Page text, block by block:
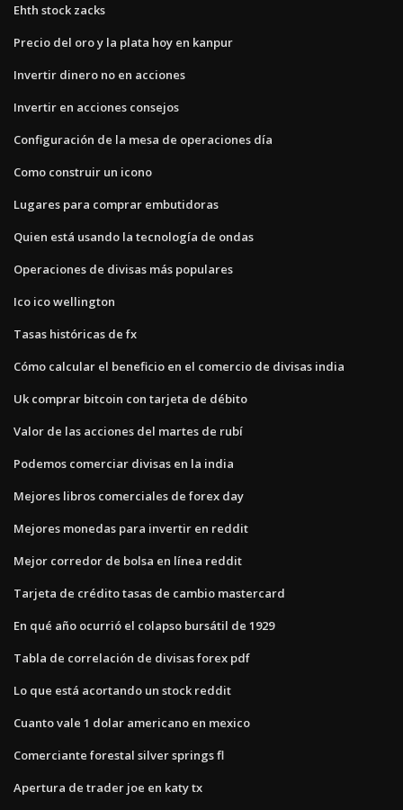
Ehth stock zacks
Precio del oro y la plata hoy en kanpur
Invertir dinero no en acciones
Invertir en acciones consejos
Configuración de la mesa de operaciones día
Como construir un icono
Lugares para comprar embutidoras
Quien está usando la tecnología de ondas
Operaciones de divisas más populares
Ico ico wellington
Tasas históricas de fx
Cómo calcular el beneficio en el comercio de divisas india
Uk comprar bitcoin con tarjeta de débito
Valor de las acciones del martes de rubí
Podemos comerciar divisas en la india
Mejores libros comerciales de forex day
Mejores monedas para invertir en reddit
Mejor corredor de bolsa en línea reddit
Tarjeta de crédito tasas de cambio mastercard
En qué año ocurrió el colapso bursátil de 1929
Tabla de correlación de divisas forex pdf
Lo que está acortando un stock reddit
Cuanto vale 1 dolar americano en mexico
Comerciante forestal silver springs fl
Apertura de trader joe en katy tx